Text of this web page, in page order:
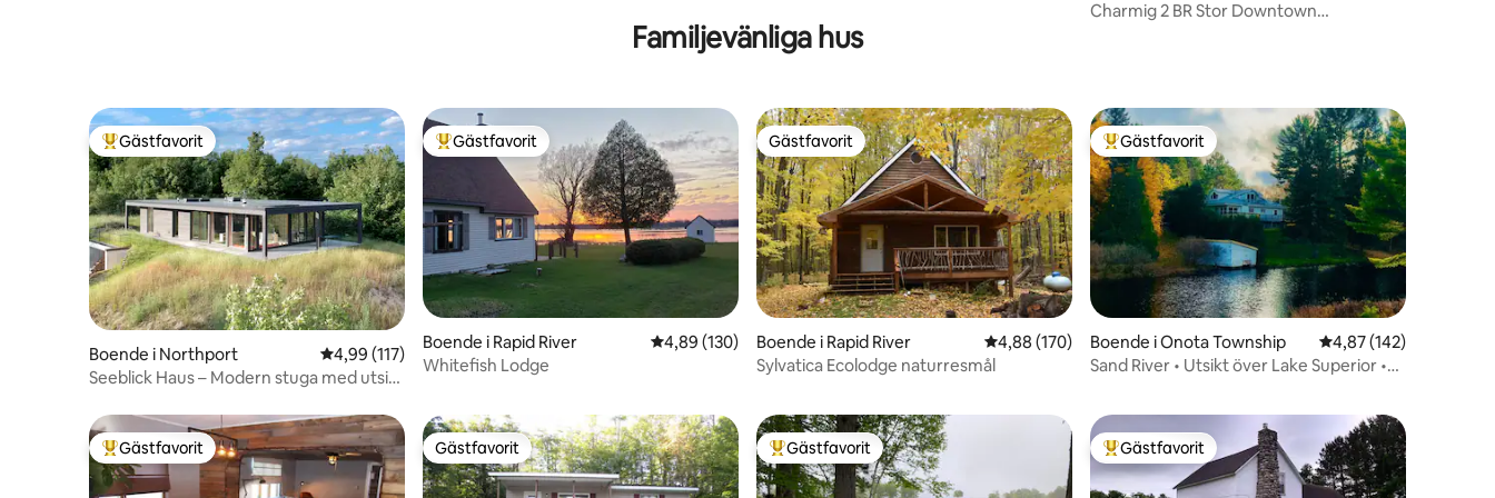
n
Charmig 2 BR Stor Downtown
Familjevänliga hus
Populär gästfavorit
Gästfavorit
Boende i Northport 4,99 av 5 i genomsnittligt betyg, 117 omdömen
4,99 (117)
Seeblick Haus – Modern stuga med utsikt
Populär gästfavorit
Gästfavorit
Boende i Rapid River 4,89 av 5 i genomsnittligt betyg, 130 omdömen
4,89 (130)
Whitefish Lodge
Gästfavorit
Gästfavorit
Boende i Rapid River 4,88 av 5 i genomsnittligt betyg, 170 omdömen
4,88 (170)
Sylvatica Ecolodge naturresmål
Populär gästfavorit
Gästfavorit
Boende i Onota Township 4,87 av 5 i
4,87 (142)
Sand River • Utsikt över Lake Superior •
Populär gästfavorit
Gästfavorit Gästfavorit
Gästfavorit Populär gästfavorit
Gästfavorit Populär gästfavorit
Gästfavorit